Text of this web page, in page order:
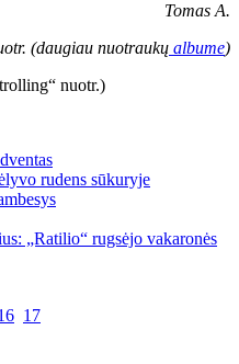
Tomas A.
(daugiau nuotraukų albume)
rudens sūkuryje
„Ratilio“ rugsėjo vakaronės
17